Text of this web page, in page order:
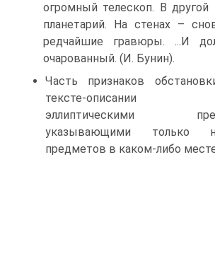
огромный телескоп. В другой
планетарий. На стенах –
редчайшие гравюры. ...И
очарованный. (И. Бунин).
Часть признаков
тексте-описании
эллиптическими
указывающими только
предметов в каком-либо